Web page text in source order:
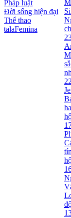
Pháp luật
Đời sống hiện đại
Thể thao
talaFemina